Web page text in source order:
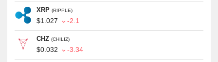
XRP (RIPPLE)
$1.027 -2.1
CHZ (CHILIZ)
$0.032 -3.34